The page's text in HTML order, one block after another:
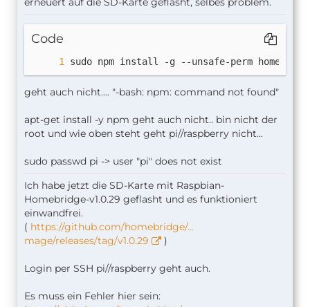
Code
sudo npm install -g --unsafe-perm
geht auch nicht.... "-bash: npm: command not found"
apt-get install -y npm geht auch nicht.. bin nicht der
root und wie oben steht geht pi//raspberry nicht...
sudo passwd pi -> user "pi" does not exist
Ich habe jetzt die SD-Karte mit Raspbian-
Homebridge-v1.0.29 geflasht und es funktioniert
einwandfrei.
( https://github.com/homebridge/…
mage/releases/tag/v1.0.29
)
Login per SSH pi//raspberry geht auch.
Es muss ein Fehler hier sein: